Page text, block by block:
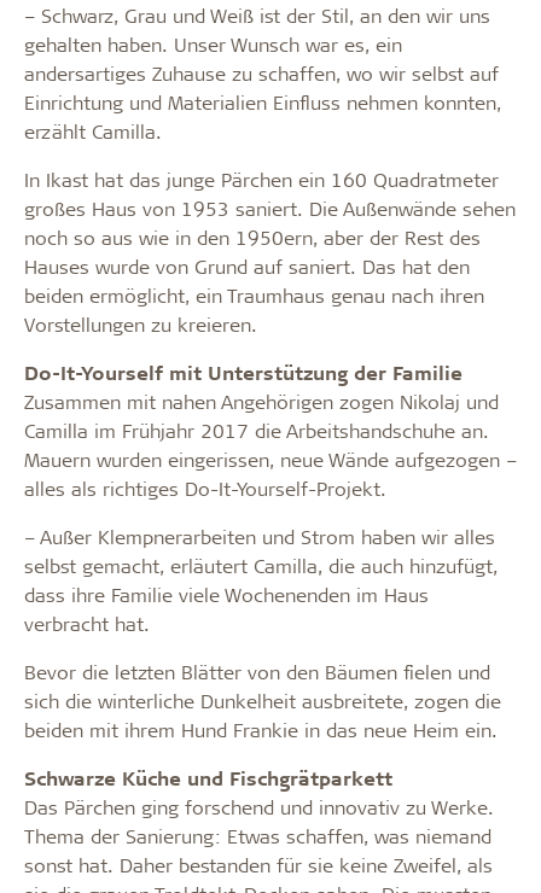
– Schwarz, Grau und Weiß ist der Stil, an den wir uns
gehalten haben. Unser Wunsch war es, ein
andersartiges Zuhause zu schaffen, wo wir selbst auf
Einrichtung und Materialien Einfluss nehmen konnten,
erzählt Camilla.
In Ikast hat das junge Pärchen ein 160 Quadratmeter
großes Haus von 1953 saniert. Die Außenwände sehen
noch so aus wie in den 1950ern, aber der Rest des
Hauses wurde von Grund auf saniert. Das hat den
beiden ermöglicht, ein Traumhaus genau nach ihren
Vorstellungen zu kreieren.
Do-It-Yourself mit Unterstützung der Familie
Zusammen mit nahen Angehörigen zogen Nikolaj und
Camilla im Frühjahr 2017 die Arbeitshandschuhe an.
Mauern wurden eingerissen, neue Wände aufgezogen –
alles als richtiges Do-It-Yourself-Projekt.
– Außer Klempnerarbeiten und Strom haben wir alles
selbst gemacht, erläutert Camilla, die auch hinzufügt,
dass ihre Familie viele Wochenenden im Haus
verbracht hat.
Bevor die letzten Blätter von den Bäumen fielen und
sich die winterliche Dunkelheit ausbreitete, zogen die
beiden mit ihrem Hund Frankie in das neue Heim ein.
Schwarze Küche und Fischgrätparkett
Das Pärchen ging forschend und innovativ zu Werke.
Thema der Sanierung: Etwas schaffen, was niemand
sonst hat. Daher bestanden für sie keine Zweifel, als